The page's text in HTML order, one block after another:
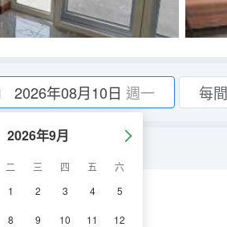
2026年08月10日 週一
2026年9月
二 三 四 五
六
1
2 3 4 5
8 9 10 11 12